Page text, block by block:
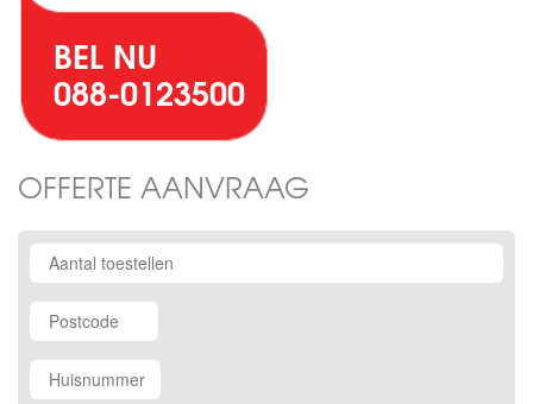
BEL NU
088-0123500
OFFERTE AANVRAAG